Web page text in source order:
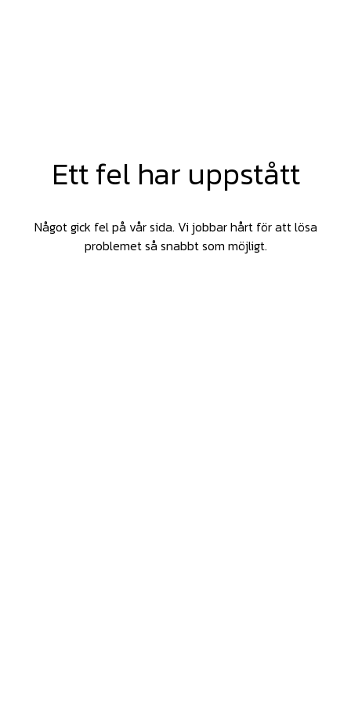
Ett fel har uppstått
Något gick fel på vår sida. Vi jobbar hårt för att lösa
problemet så snabbt som möjligt.